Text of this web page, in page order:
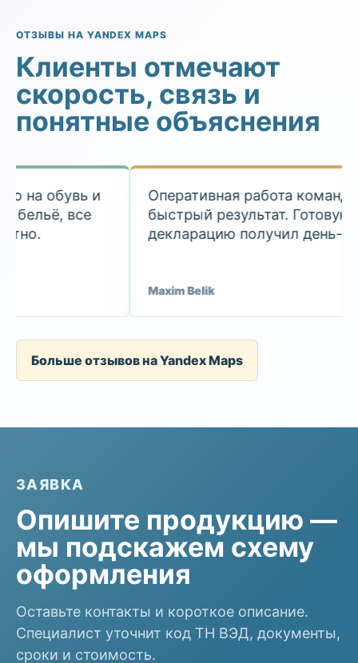
ОТЗЫВЫ НА YANDEX MAPS
Клиенты отмечают
скорость, связь и
понятные объяснения
на обувь и
все
Оперативная работа команды,
быстрый результат. Готовую
декларацию получил день-в-
Maxim Belik
Больше отзывов на Yandex Maps
ЗАЯВКА
Опишите продукцию —
мы подскажем схему
оформления
Оставьте контакты и короткое описание.
Специалист уточнит код ТН ВЭД, документы,
сроки и стоимость.